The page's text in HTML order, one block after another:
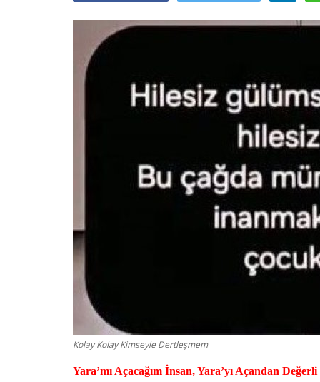
Kolay Kolay Kimseyle Dertleşmem
Yara’mı Açacağım İnsan, Yara’yı Açandan
Komik Sözler